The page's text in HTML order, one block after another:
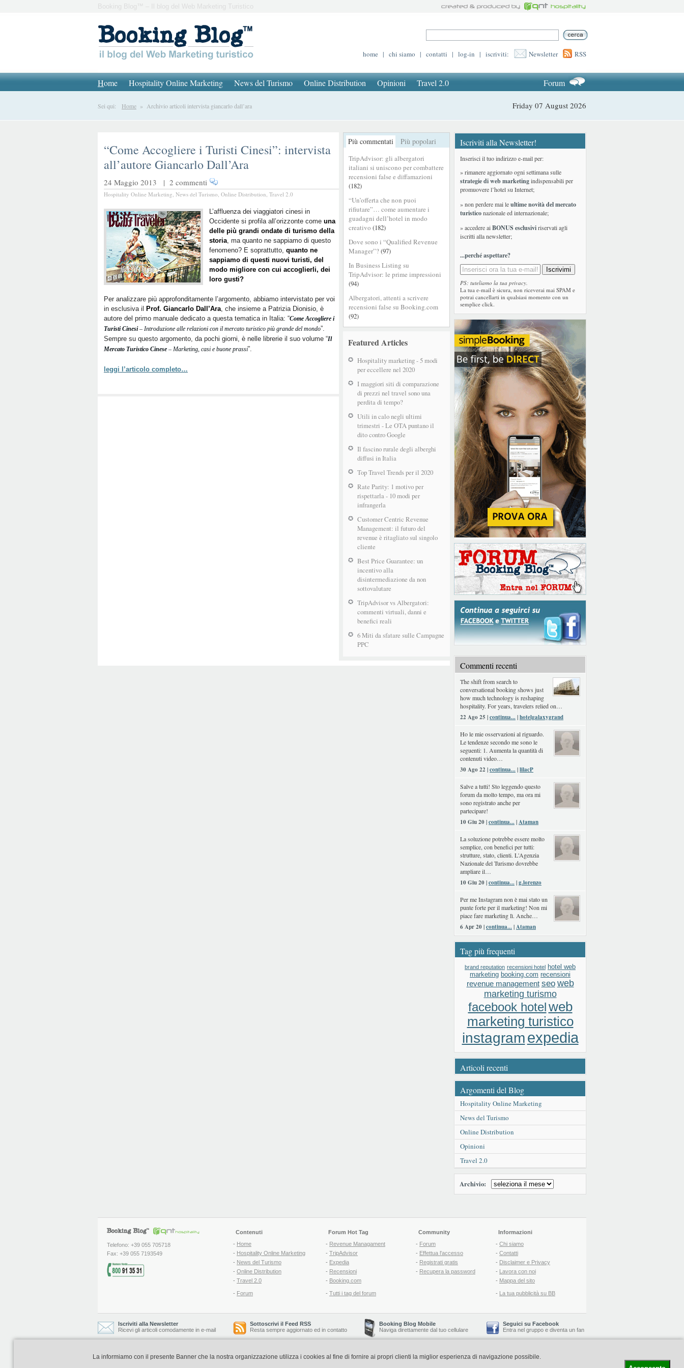
Booking Blog™ – Il blog del Web Marketing Turistico
home | chi siamo | contatti | log-in | iscriviti: Newsletter RSS
Home Hospitality Online Marketing News del Turismo Online Distribution Opinioni Travel 2.0 Forum
Sei qui: Home » Archivio articoli intervista giancarlo dall’ara Friday 07 August 2026
Più commentati Più popolari
TripAdvisor: gli albergatori
italiani si uniscono per combattere
recensioni false e diffamazioni
(182)
“Un’offerta che non puoi
rifiutare”… come aumentare i
guadagni dell’hotel in modo
creativo (182)
Dove sono i “Qualified Revenue
Manager”?(97)
In Business Listing su
TripAdvisor: le prime impressioni
(94)
Albergatori, attenti a scrivere
recensioni false su Booking.com
(92)
Featured Articles
Hospitality marketing - 5 modi
per eccellere nel 2020
I maggiori siti di comparazione
di prezzi nel travel sono una
perdita di tempo?
Utili in calo negli ultimi
trimestri - Le OTA puntano il
dito contro Google
Il fascino rurale degli alberghi
diffusi in Italia
Top Travel Trends per il 2020
Rate Parity: 1 motivo per
rispettarla - 10 modi per
infrangerla
Customer Centric Revenue
Management: il futuro del
revenue è ritagliato sul singolo
cliente
Best Price Guarantee: un
incentivo alla
disintermediazione da non
sottovalutare
TripAdvisor vs Albergatori:
commenti virtuali, danni e
benefici reali
6 Miti da sfatare sulle Campagne
PPC
“Come Accogliere i Turisti Cinesi”: intervista
all’autore Giancarlo Dall’Ara
24 Maggio 2013 | 2 commenti
Hospitality Online Marketing, News del Turismo, Online Distribution, Travel 2.0
L’affluenza dei viaggiatori cinesi in
Occidente si profila all’orizzonte come una
delle più grandi ondate di turismo della
storia, ma quanto ne sappiamo di questo
fenomeno? E soprattutto, quanto ne
sappiamo di questi nuovi turisti, del
modo migliore con cui accoglierli, dei
loro gusti?
Per analizzare più approfonditamente l’argomento, abbiamo intervistato per voi
in esclusiva il
Prof. Giancarlo Dall’Ara, che insieme a Patrizia Dionisio, è
autore del primo manuale dedicato a questa tematica in Italia: “Come Accogliere i
Turisti Cinesi– Introduzione alle relazioni con il mercato turistico più grande del mondo”.
Sempre su questo argomento, da pochi giorni, è nelle librerie il suo volume “Il
Mercato Turistico Cinese – Marketing, casi e buone prassi”.
leggi l’articolo completo…
Iscriviti alla Newsletter!
Inserisci il tuo indirizzo e-mail per:
» rimanere aggiornato ogni settimana sulle
strategie di web marketingindispensabili per
promuovere l’hotel su Internet;
» non perdere mai leultime novità del mercato
turisticonazionale ed internazionale;
» accedere aiBONUS esclusiviriservati agli
iscritti alla newsletter;
...perché aspettare?
PS: tuteliamo la tua privacy.
La tua e-mail è sicura, non riceverai mai SPAM e
potrai cancellarti in qualsiasi momento con un
semplice click.
Commenti recenti
The shift from search to
conversational booking shows just
how much technology is reshaping
hospitality. For years, travelers relied on…
22 Ago 25 |continua...|hotelgalaxygrand
Ho le mie osservazioni al riguardo.
Le tendenze secondo me sono le
seguenti: 1. Aumenta la quantità di
contenuti video…
30 Ago 22 |continua...|lilacP
Salve a tutti! Sto leggendo questo
forum da molto tempo, ma ora mi
sono registrato anche per
partecipare!
10 Giu 20 |continua...|Ataman
La soluzione potrebbe essere molto
semplice, con benefici per tutti:
strutture, stato, clienti. L'Agenzia
Nazionale del Turismo dovrebbe
ampliare il…
10 Giu 20 |continua...|g.lorenzo
Per me Instagram non è mai stato un
punte forte per il marketing! Non mi
piace fare marketing lì. Anche…
6 Apr 20 |continua...|Ataman
Tag più frequenti
brand reputation recensioni hotel hotel web
marketing booking.com recensioni
revenue management seo web
marketing turismo
facebook hotelweb
marketing turistico
instagramexpedia
Articoli recenti
Argomenti del Blog
Hospitality Online Marketing
News del Turismo
Online Distribution
Opinioni
Travel 2.0
Archivio:
Telefono: +39 055 705718
Fax: +39 055 7193549
Contenuti
- Home
- Hospitality Online Marketing
- News del Turismo
- Online Distribution
- Travel 2.0
- Forum
Forum Hot Tag
- Revenue Managament
- TripAdvisor
- Expedia
- Recensioni
- Booking.com
- Tutti i tag del forum
Community
- Forum
- Effettua l'accesso
- Registrati gratis
- Recupera la password
Informazioni
- Chi siamo
- Contatti
- Disclaimer e Privacy
- Lavora con noi
- Mappa del sito
- La tua pubblicità su BB
Iscriviti alla Newsletter
Ricevi gli articoli comodamente in e-mail
Sottoscrivi il Feed RSS
Resta sempre aggiornato ed in contatto
Booking Blog Mobile
Naviga direttamente dal tuo cellulare
Seguici su Facebook
Entra nel gruppo e diventa un fan
Booking Blog è realizzato e curato da Copyright © 2006-2026 QNT S.r.l. Socio Unico -www.qnt.it-Booking Blog™ -Il blog del Web Marketing Turistico
La informiamo con il presente Banner che la nostra organizzazione utilizza i cookies al fine di fornire ai propri clienti la miglior esperienza di navigazione possibile.